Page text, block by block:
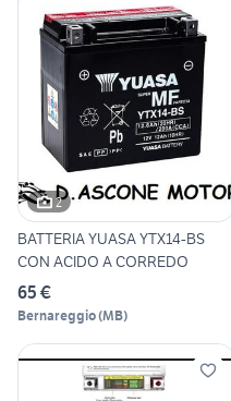
2
BATTERIA YUASA YTX14-BS
CON ACIDO A CORREDO
65 €
Bernareggio(MB)